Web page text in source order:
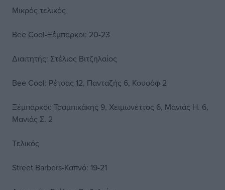
Mικρός τελικός
Bee Cool-Ξέμπαρκοι: 20-23
Διαιτητής: Στέλιος Βιτζηλαίος
Bee Cool: Ρέτσας 12, Πανταζής 6, Κουσόφ 2
Ξέμπαρκοι: Τσαμπικάκης 9, Χειμωνέττος 6, Μανιάς Η. 6,
Μανιάς Σ. 2
Tελικός
Street Barbers-Καπνό: 19-21